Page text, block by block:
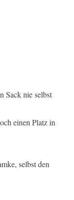
Sack nie selbst
einen Platz in
selbst den